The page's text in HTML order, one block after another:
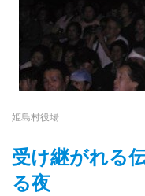
姫島村役場
受け継がれる
る夜